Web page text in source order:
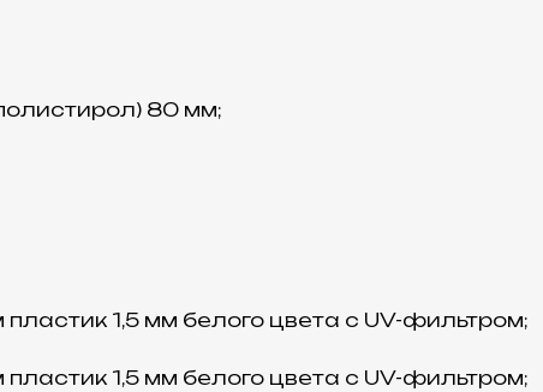
80 мм;
1,5 мм белого цвета с UV-фильтром;
1,5 мм белого цвета с UV-фильтром;